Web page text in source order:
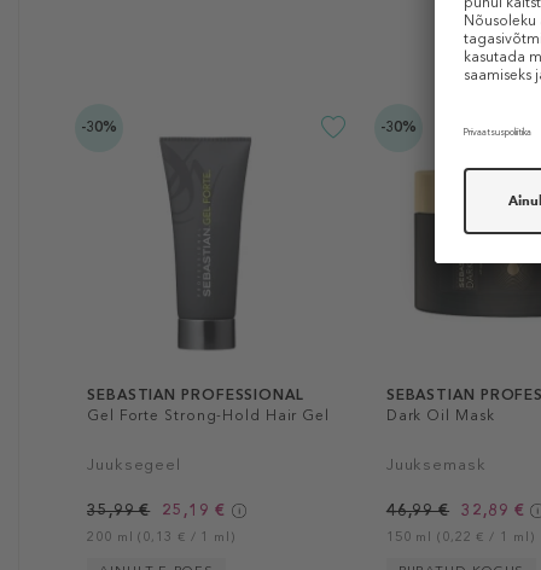
-30%
SEBASTIAN PROFESSIONAL
Gel Forte Strong-Hold Hair Gel
Juuksegeel
35,99 € 25,19 €
200 ml (0,13 € / 1 ml)
-30%
SEBASTIAN
Dark Oil Mask
Juuksemask
46,99 € 32,89 €
150 ml (0,22 € / 1 ml)